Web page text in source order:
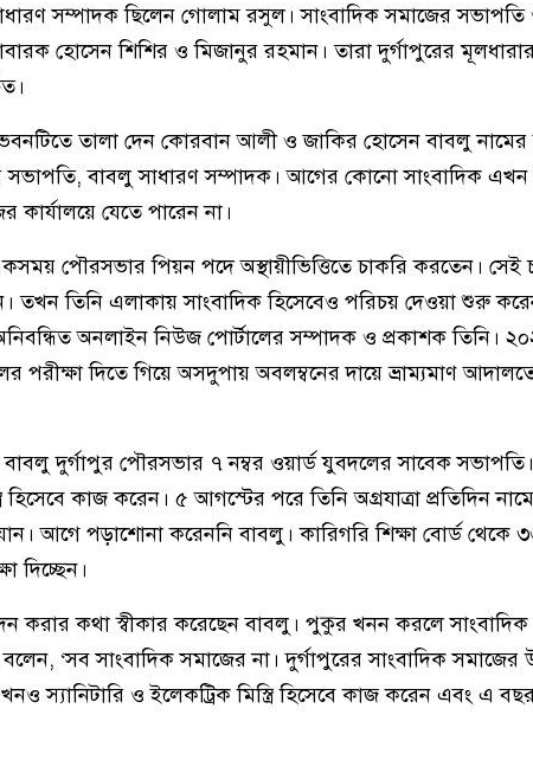
সম্পাদক ছিলেন গোলাম রসুল। সাংবাদিক সমাজের সভাপতি
হোসেন শিশির ও মিজানুর রহমান। তারা দুর্গাপুরের
ভবনটিতে তালা দেন কোরবান আলী ও জাকির হোসেন বাবলু নামের
বাবলু সাধারণ সম্পাদক। আগের কোনো সাংবাদিক
কার্যালয়ে যেতে পারেন না।
পৌরসভার পিয়ন পদে অস্থায়ীভিত্তিতে চাকরি করতেন। সেই
তখন তিনি এলাকায় সাংবাদিক হিসেবেও পরিচয় দেওয়া শুরু
অনলাইন নিউজ পোর্টালের সম্পাদক ও প্রকাশক তিনি।
পরীক্ষা দিতে গিয়ে অসদুপায় অবলম্বনের দায়ে ভ্রাম্যমাণ
বাবলু দুর্গাপুর পৌরসভার ৭ নম্বর ওয়ার্ড যুবদলের সাবেক
হিসেবে কাজ করেন। ৫ আগস্টের পরে তিনি অগ্রযাত্রা প্রতিদিন
আগে পড়াশোনা করেননি বাবলু। কারিগরি শিক্ষা বোর্ড থেকে
দিচ্ছেন।
কথা স্বীকার করেছেন বাবলু। পুকুর খনন করলে সাংবাদিক
‘সব সাংবাদিক সমাজের না। দুর্গাপুরের সাংবাদিক সমাজের
স্যানিটারি ও ইলেকট্রিক মিস্ত্রি হিসেবে কাজ করেন এবং এ